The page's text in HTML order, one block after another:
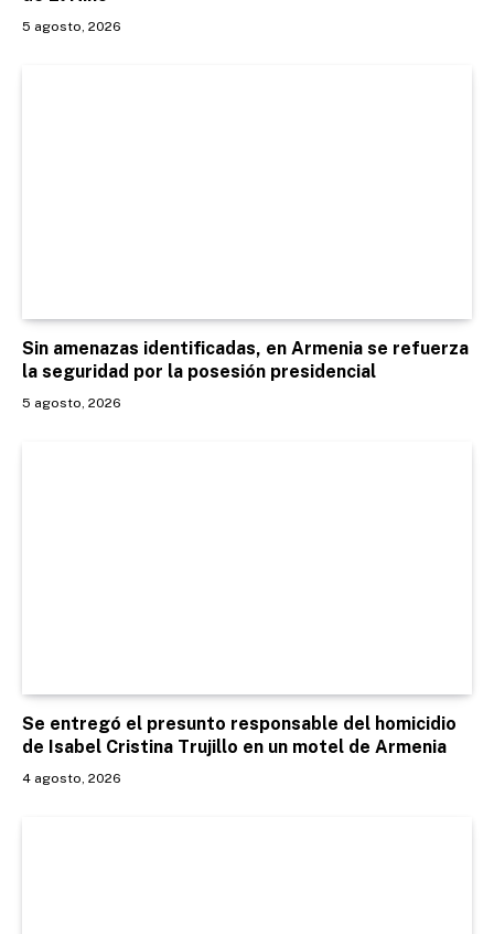
5 agosto, 2026
Sin amenazas identificadas, en Armenia se refuerza
la seguridad por la posesión presidencial
5 agosto, 2026
Se entregó el presunto responsable del homicidio
de Isabel Cristina Trujillo en un motel de Armenia
4 agosto, 2026